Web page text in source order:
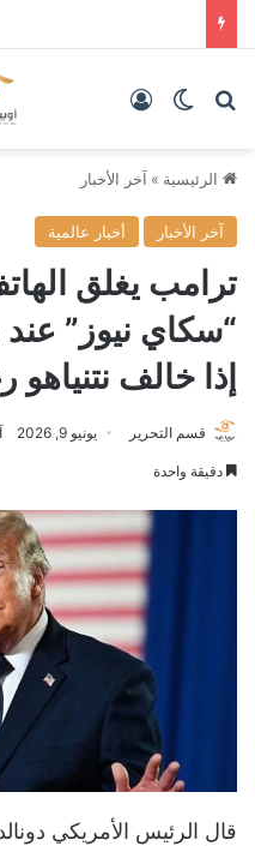
بحث عنالوضع المظلم
الرئيسية » آخر الأخبار
آخر الأخبار أخبار عالمية
ترامب يغلق
“سكاي نيوز”
إذا خالف نتنياهو
قسم التحرير يونيو 9, 2026
دقيقة واحدة
قال الرئيس الأمريكي